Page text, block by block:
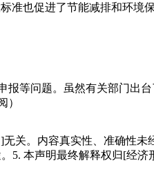
准也促进了节能减排和环境保
报等问题。虽然有关部门出
）
关。内容真实性、准确性未
5. 本声明最终解释权归[经济